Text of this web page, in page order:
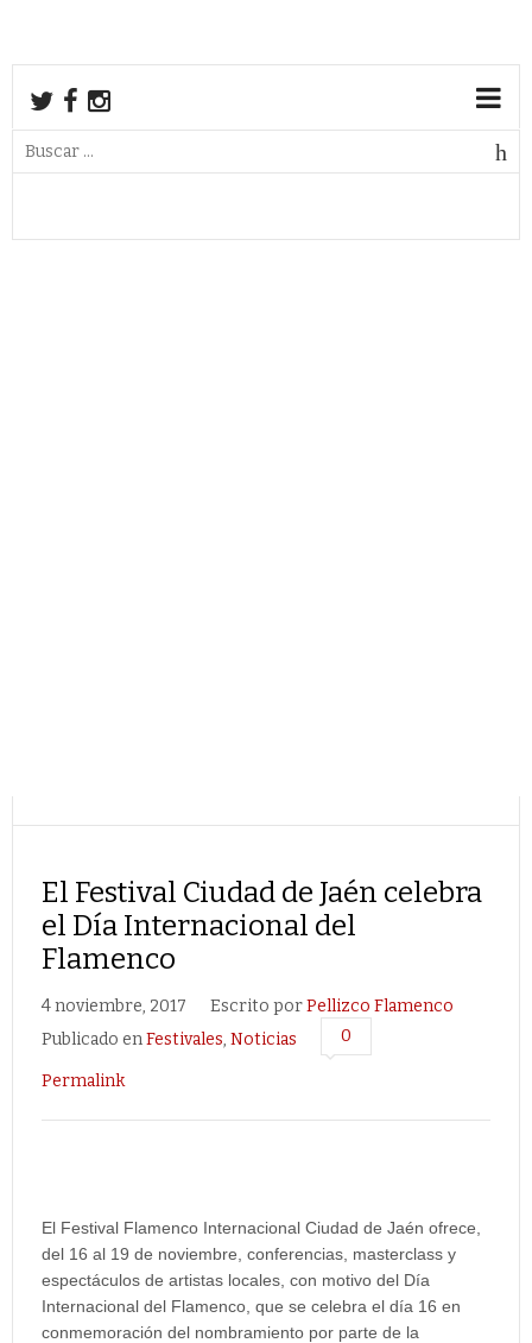
El Festival Ciudad de Jaén celebra
el Día Internacional del
Flamenco
4 noviembre, 2017 Escrito porPellizco Flamenco
Publicado enFestivales, Noticias 0
Permalink
El Festival Flamenco Internacional Ciudad de Jaén ofrece,
del 16 al 19 de noviembre, conferencias, masterclass y
espectáculos de artistas locales, con motivo del Día
Internacional del Flamenco, que se celebra el día 16 en
conmemoración del nombramiento por parte de la